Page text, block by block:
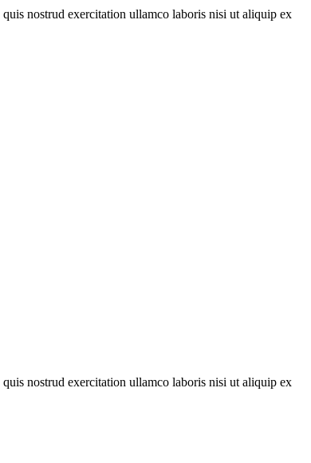
nostrud exercitation ullamco laboris nisi ut aliquip ex
nostrud exercitation ullamco laboris nisi ut aliquip ex